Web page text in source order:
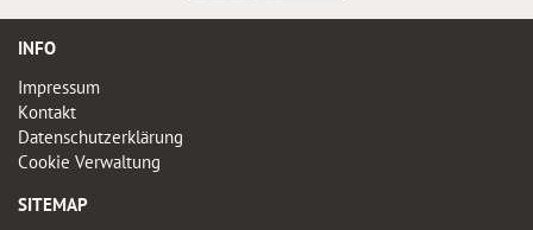
INFO
Impressum
Kontakt
Datenschutzerklärung
Cookie Verwaltung
SITEMAP